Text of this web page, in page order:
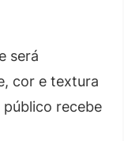
será
cor e textura
recebe